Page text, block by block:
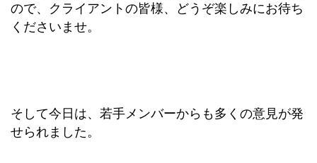
ので、クライアントの皆様、どうぞ楽しみにお待ち
くださいませ。
そして今日は、若手メンバーからも多くの意見が発
せられました。